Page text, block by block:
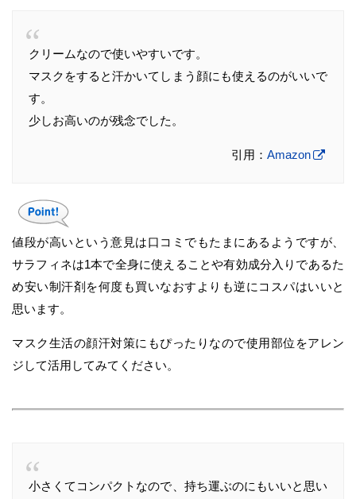
クリームなので使いやすいです。
マスクをすると汗かいてしまう顔にも使えるのがいいで
す。
少しお高いのが残念でした。
引用： Amazon
値段が高いという意見は口コミでもたまにあるようですが、
サラフィネは1本で全身に使えることや有効成分入りであるた
め安い制汗剤を何度も買いなおすよりも逆にコスパはいいと
思います。
マスク生活の顔汗対策にもぴったりなので使用部位をアレン
ジして活用してみてください。
小さくてコンパクトなので、持ち運ぶのにもいいと思い